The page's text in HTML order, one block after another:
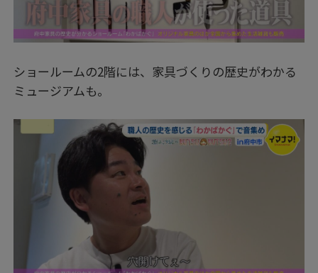
ショールームの2階には、家具づくりの歴史がわかる
ミュージアムも。